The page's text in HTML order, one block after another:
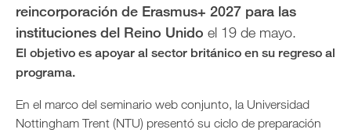
reincorporación de Erasmus+ 2027 para las
instituciones del Reino Unido el 19 de mayo.
El objetivo es apoyar al sector británico en su regreso al
programa.
En el marco del seminario web conjunto, la Universidad
Nottingham Trent (NTU) presentó su ciclo de preparación